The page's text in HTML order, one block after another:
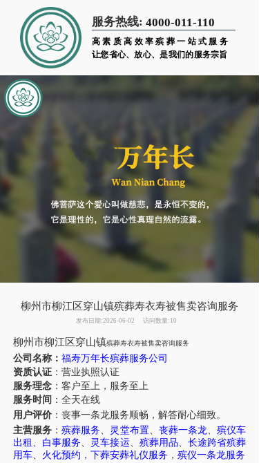
服务热线: 4000-011-110
高素质高效率殡葬一站式服务
让您省心、放心、是我们的服务宗旨
柳州市柳江区穿山镇殡葬寿衣寿被售卖咨询服务
发布日期:2026-06-02 访问数量:10
柳州市柳江区穿山镇殡葬寿衣寿被售卖咨询服务
公司名称： 福寿万年长殡葬服务公司
资质认证：营业执照认证
服务理念：客户至上，服务至上
服务时间 ：全天在线
用户评价：丧事一条龙服务顺畅，解答耐心细致。
主营服务 ：殡葬服务、 灵堂布置、 丧葬一条龙、殡仪车
出租 、 白事服务、 灵车接运、 殡葬用品、 长途跨省殡葬
用车、 火化预约 ， 下葬安葬礼仪服务 ， 殡仪一条龙服务